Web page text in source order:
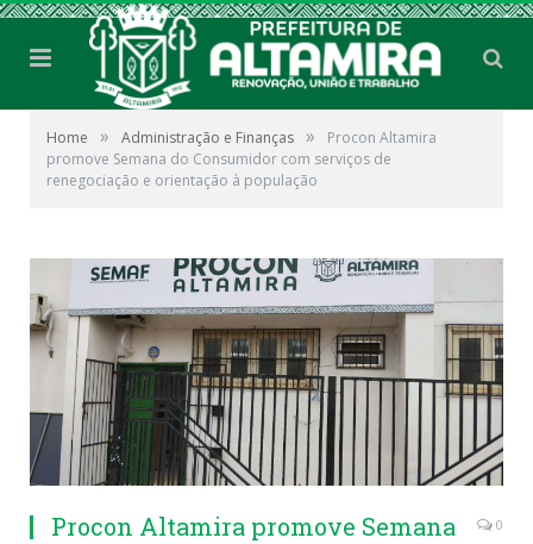
Home » Administração e Finanças »
Procon Altamira
promove Semana do Consumidor com serviços de
renegociação e orientação à população
Procon Altamira promove Semana
0